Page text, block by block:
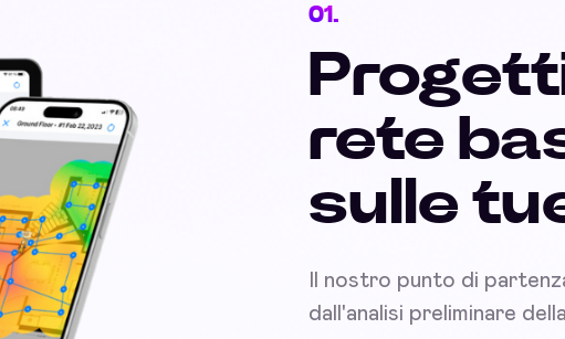
01.
rete
sulle
Il nostro punto di
dall'analisi preliminare